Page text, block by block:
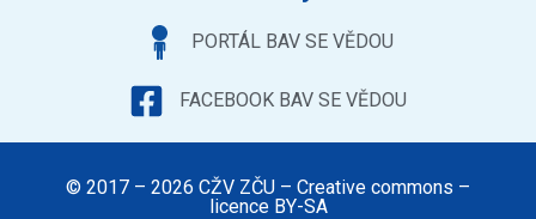
PORTÁL BAV SE VĚDOU
FACEBOOK BAV SE VĚDOU
© 2017 – 2026 CŽV ZČU – Creative commons –
licence BY-SA